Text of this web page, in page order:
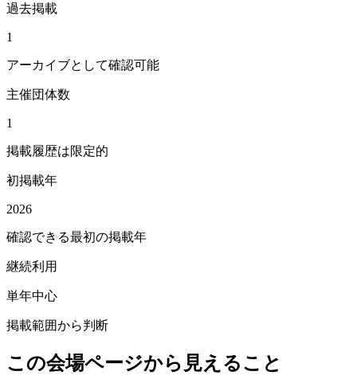
過去掲載
1
アーカイブとして確認可能
主催団体数
1
掲載履歴は限定的
初掲載年
2026
確認できる最初の掲載年
継続利用
単年中心
掲載範囲から判断
この会場ページから見えること